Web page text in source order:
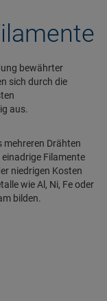
bewährter
sich durch die
aus.
mehreren Drähten
Filamente
niedrigen Kosten
wie Al, Ni, Fe oder
bilden.